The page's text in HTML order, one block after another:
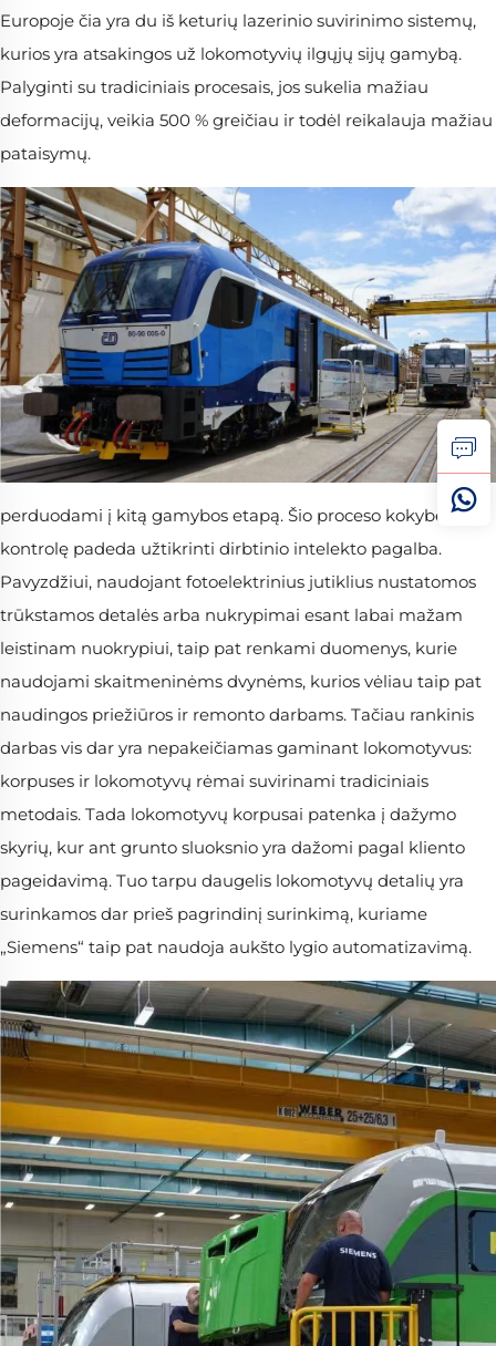
Europoje čia yra du iš keturių lazerinio suvirinimo sistemų,
kurios yra atsakingos už lokomotyvių ilgųjų sijų gamybą.
Palyginti su tradiciniais procesais, jos sukelia mažiau
deformacijų, veikia 500 % greičiau ir todėl reikalauja mažiau
pataisymų.
perduodami į kitą gamybos etapą. Šio proceso kokybės
kontrolę padeda užtikrinti dirbtinio intelekto pagalba.
Pavyzdžiui, naudojant fotoelektrinius jutiklius nustatomos
trūkstamos detalės arba nukrypimai esant labai mažam
leistinam nuokrypiui, taip pat renkami duomenys, kurie
naudojami skaitmeninėms dvynėms, kurios vėliau taip pat
naudingos priežiūros ir remonto darbams. Tačiau rankinis
darbas vis dar yra nepakeičiamas gaminant lokomotyvus:
korpuses ir lokomotyvų rėmai suvirinami tradiciniais
metodais. Tada lokomotyvų korpusai patenka į dažymo
skyrių, kur ant grunto sluoksnio yra dažomi pagal kliento
pageidavimą. Tuo tarpu daugelis lokomotyvų detalių yra
surinkamos dar prieš pagrindinį surinkimą, kuriame
„Siemens“ taip pat naudoja aukšto lygio automatizavimą.